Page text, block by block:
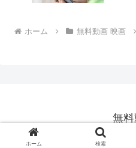
ホーム 無料動画 映画
無
© 2017
ホーム 検索